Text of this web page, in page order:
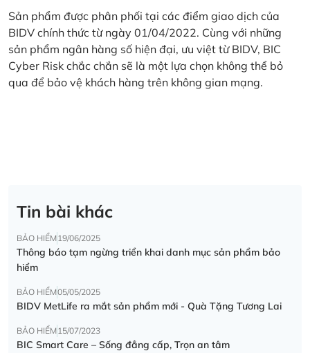
Sản phẩm được phân phối tại các điểm giao dịch của
BIDV chính thức từ ngày 01/04/2022. Cùng với những
sản phẩm ngân hàng số hiện đại, ưu việt từ BIDV, BIC
Cyber Risk chắc chắn sẽ là một lựa chọn không thể bỏ
qua để bảo vệ khách hàng trên không gian mạng.
Tin bài khác
BẢO HIỂM19/06/2025
Thông báo tạm ngừng triển khai danh mục sản phẩm bảo
hiểm
BẢO HIỂM05/05/2025
BIDV MetLife ra mắt sản phẩm mới - Quà Tặng Tương Lai
BẢO HIỂM15/07/2023
BIC Smart Care – Sống đẳng cấp, Trọn an tâm